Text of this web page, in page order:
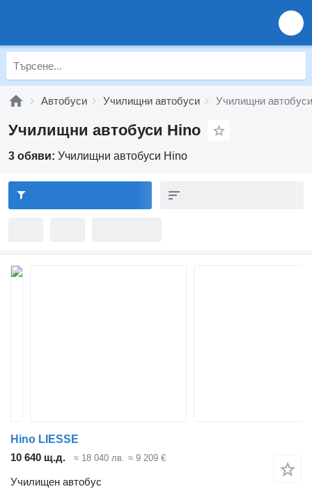
Автобуси Училищни автобуси Училищни
Училищни автобуси Hino
3 обяви: Училищни автобуси Hino
Hino LIESSE
10 640 щ.д.
≈ 18 040 лв. ≈ 9 209 €
Училищен автобус